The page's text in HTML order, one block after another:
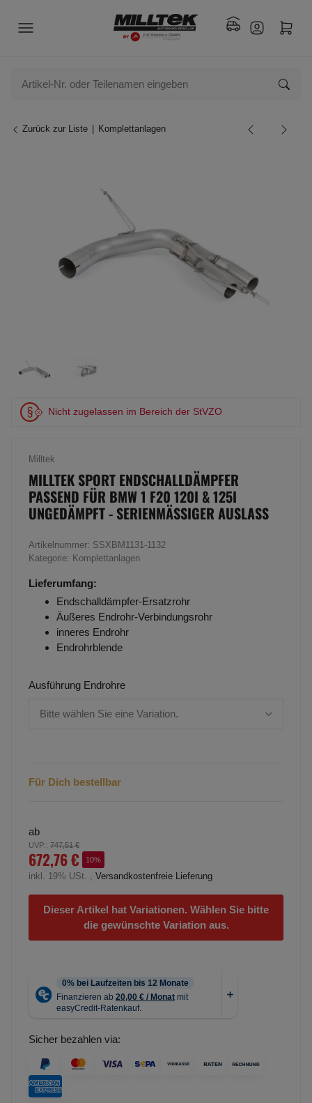
Zurück zur Liste Komplettanlagen
Nicht zugelassen im Bereich der StVZO
Milltek
MILLTEK SPORT ENDSCHALLDÄMPFER
PASSEND FÜR BMW 1 F20 120I & 125I
UNGEDÄMPFT - SERIENMÄSSIGER AUSLASS
Artikelnummer: SSXBM1131-1132
Kategorie: Komplettanlagen
Lieferumfang:
Endschalldämpfer-Ersatzrohr
Äußeres Endrohr-Verbindungsrohr
inneres Endrohr
Endrohrblende
Ausführung Endrohre
Bitte wählen Sie eine Variation.
Für Dich bestellbar
ab
UVP:: 747,51 €
672,76 € 10%
inkl. 19% USt. , Versandkostenfreie Lieferung
Dieser Artikel hat Variationen. Wählen Sie bitte
die gewünschte Variation aus.
Sicher bezahlen via: